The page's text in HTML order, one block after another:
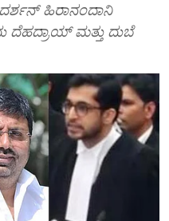
ದರ್ಶನ್ ಹಿರಾನಂದಾನಿ
ದೆಹದ್ರಾಯ್ ಮತ್ತು ದುಬೆ